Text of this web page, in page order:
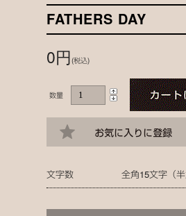
文字数 全角15文字（
FATHERS DAY
0円(税込)
数量